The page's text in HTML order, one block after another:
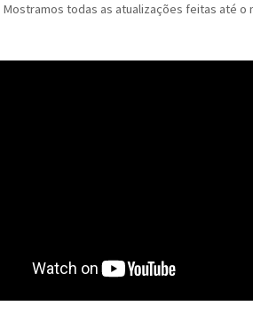
Mostramos todas as atualizações feitas até